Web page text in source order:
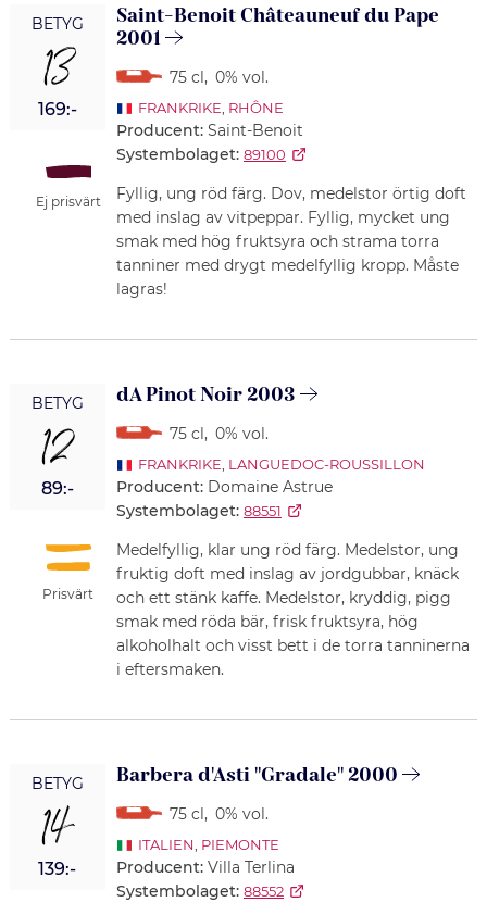
BETYG
13
169:-
Ej prisvärt
Saint-Benoit Châteauneuf du Pape
2001
75 cl, 0% vol.
FRANKRIKE RHÔNE
Producent: Saint-Benoit
Systembolaget: 89100
Fyllig, ung röd färg. Dov, medelstor örtig doft
med inslag av vitpeppar. Fyllig, mycket ung
smak med hög fruktsyra och strama torra
tanniner med drygt medelfyllig kropp. Måste
lagras!
BETYG
12
89:-
Prisvärt
dA Pinot Noir 2003
75 cl, 0% vol.
FRANKRIKE LANGUEDOC-ROUSSILLON
Producent: Domaine Astrue
Systembolaget: 88551
Medelfyllig, klar ung röd färg. Medelstor, ung
fruktig doft med inslag av jordgubbar, knäck
och ett stänk kaffe. Medelstor, kryddig, pigg
smak med röda bär, frisk fruktsyra, hög
alkoholhalt och visst bett i de torra tanninerna
i eftersmaken.
BETYG
14
139:-
Barbera d'Asti "Gradale" 2000
75 cl, 0% vol.
ITALIEN PIEMONTE
Producent: Villa Terlina
Systembolaget: 88552